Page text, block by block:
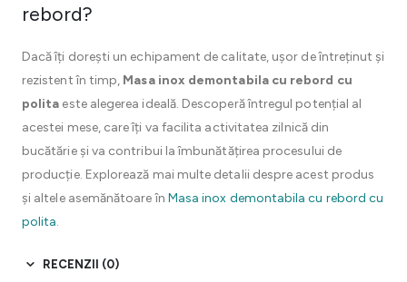
rebord?
Dacă îți dorești un echipament de calitate, ușor de întreținut și
rezistent în timp, Masa inox demontabila cu rebord cu
polita este alegerea ideală. Descoperă întregul potențial al
acestei mese, care îți va facilita activitatea zilnică din
bucătărie și va contribui la îmbunătățirea procesului de
producție. Explorează mai multe detalii despre acest produs
și altele asemănătoare în Masa inox demontabila cu rebord cu
polita.
RECENZII (0)